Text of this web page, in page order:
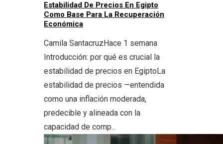
Estabilidad De Precios En Egipto
Como Base Para La Recuperación
Económica
Camila Santacruz Hace 1 semana
Introducción: por qué es crucial la
estabilidad de precios en EgiptoLa
estabilidad de precios —entendida
como una inflación moderada,
predecible y alineada con la
capacidad de comp...